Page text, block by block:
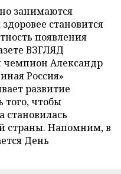
занимаются
становится
появления
ВЗГЛЯД
Александр
Россия»
развитие
того, чтобы
становилась
страны. Напомним, в
День